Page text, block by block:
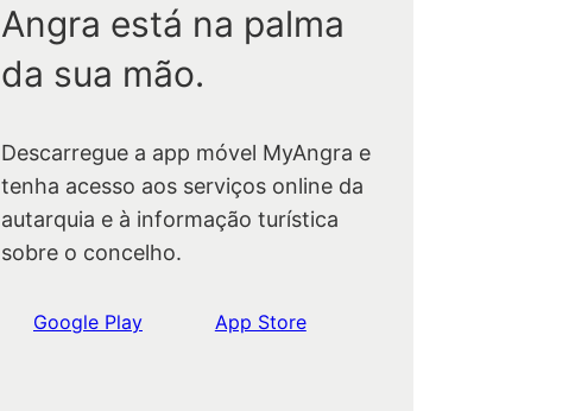
Angra está na palma
da sua mão.
Descarregue a app móvel MyAngra e
tenha acesso aos serviços online da
autarquia e à informação turística
sobre o concelho.
Google Play App Store